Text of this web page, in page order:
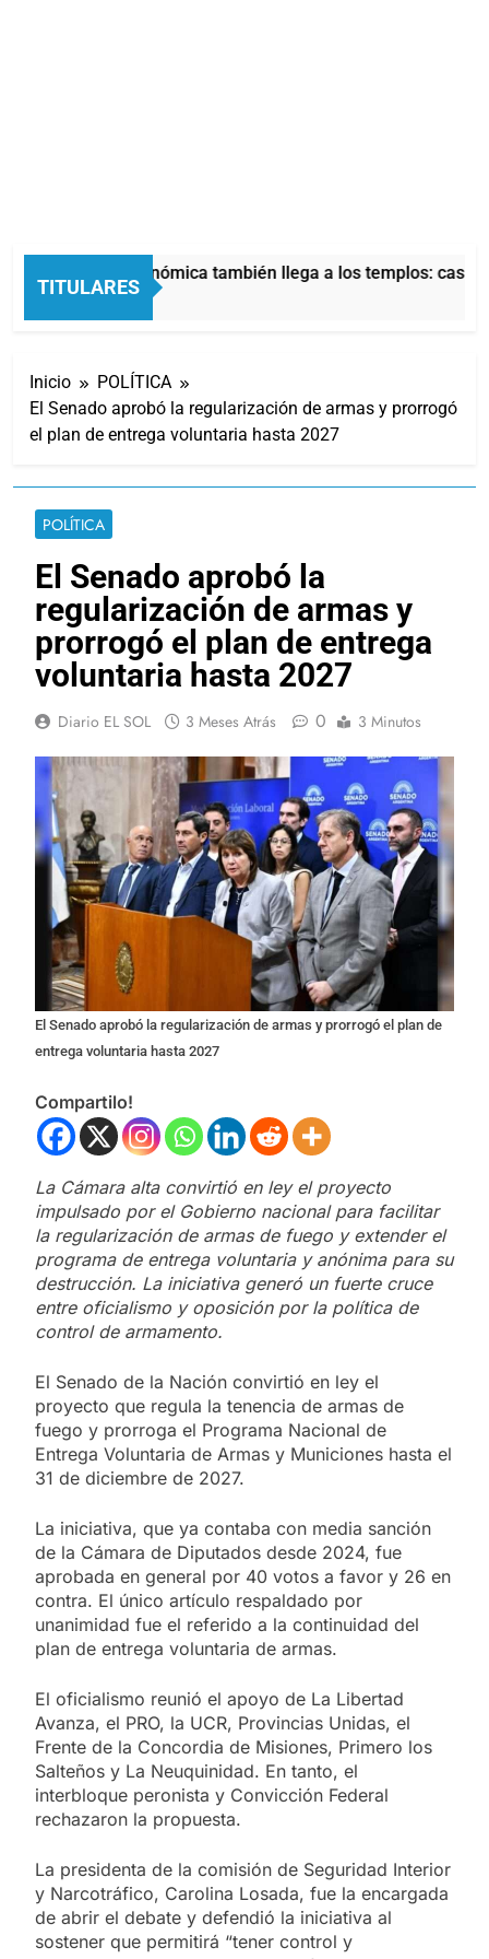
TITULARES
La crisis económica también llega a los templos: casi
6 Horas Atrás
Inicio
POLÍTICA
El Senado aprobó la regularización de armas y prorrogó
el plan de entrega voluntaria hasta 2027
POLÍTICA
El Senado aprobó la
regularización de armas y
prorrogó el plan de entrega
voluntaria hasta 2027
Diario EL SOL 3 Meses Atrás 0 3 Minutos
El Senado aprobó la regularización de armas y prorrogó el plan de
entrega voluntaria hasta 2027
Compartilo!
La Cámara alta convirtió en ley el proyecto
impulsado por el Gobierno nacional para facilitar
la regularización de armas de fuego y extender el
programa de entrega voluntaria y anónima para su
destrucción. La iniciativa generó un fuerte cruce
entre oficialismo y oposición por la política de
control de armamento.
El Senado de la Nación convirtió en ley el
proyecto que regula la tenencia de armas de
fuego y prorroga el Programa Nacional de
Entrega Voluntaria de Armas y Municiones hasta el
31 de diciembre de 2027.
La iniciativa, que ya contaba con media sanción
de la Cámara de Diputados desde 2024, fue
aprobada en general por 40 votos a favor y 26 en
contra. El único artículo respaldado por
unanimidad fue el referido a la continuidad del
plan de entrega voluntaria de armas.
El oficialismo reunió el apoyo de La Libertad
Avanza, el PRO, la UCR, Provincias Unidas, el
Frente de la Concordia de Misiones, Primero los
Salteños y La Neuquinidad. En tanto, el
interbloque peronista y Convicción Federal
rechazaron la propuesta.
La presidenta de la comisión de Seguridad Interior
y Narcotráfico, Carolina Losada, fue la encargada
de abrir el debate y defendió la iniciativa al
sostener que permitirá “tener control y